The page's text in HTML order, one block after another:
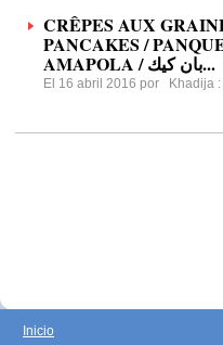
CRÊPES AUX
PANCAKES /
AMAPOLA / بان كيك...
El 16 abril 2016 por Khadija :
Inicio